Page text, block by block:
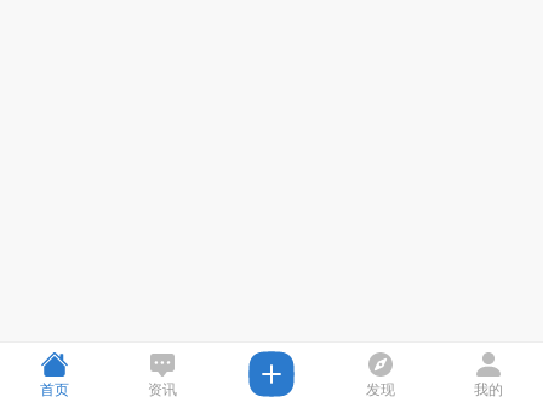
首页 资讯 发现 我的